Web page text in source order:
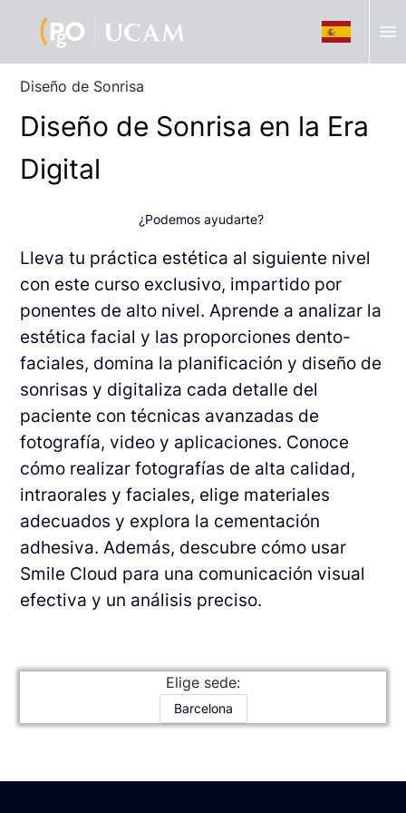
menu
Diseño de Sonrisa
Diseño de Sonrisa en la Era
Digital
¿Podemos ayudarte?
Lleva tu práctica estética al siguiente nivel
con este curso exclusivo, impartido por
ponentes de alto nivel. Aprende a analizar la
estética facial y las proporciones dento-
faciales, domina la planificación y diseño de
sonrisas y digitaliza cada detalle del
paciente con técnicas avanzadas de
fotografía, video y aplicaciones. Conoce
cómo realizar fotografías de alta calidad,
intraorales y faciales, elige materiales
adecuados y explora la cementación
adhesiva. Además, descubre cómo usar
Smile Cloud para una comunicación visual
efectiva y un análisis preciso.
Elige sede:
Barcelona